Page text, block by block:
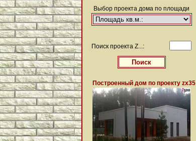
Выбор проекта дома по площади
Поиск проекта Z...:
Построенный дом по проекту zx35